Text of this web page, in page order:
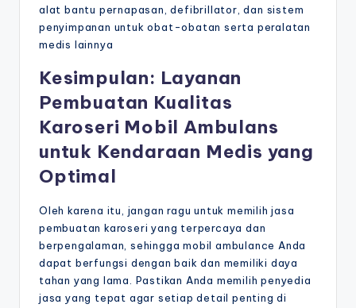
alat bantu pernapasan, defibrillator, dan sistem
penyimpanan untuk obat-obatan serta peralatan
medis lainnya
Kesimpulan: Layanan
Pembuatan Kualitas
Karoseri Mobil Ambulans
untuk Kendaraan Medis yang
Optimal
Oleh karena itu, jangan ragu untuk memilih jasa
pembuatan karoseri yang terpercaya dan
berpengalaman, sehingga mobil ambulance Anda
dapat berfungsi dengan baik dan memiliki daya
tahan yang lama. Pastikan Anda memilih penyedia
jasa yang tepat agar setiap detail penting di